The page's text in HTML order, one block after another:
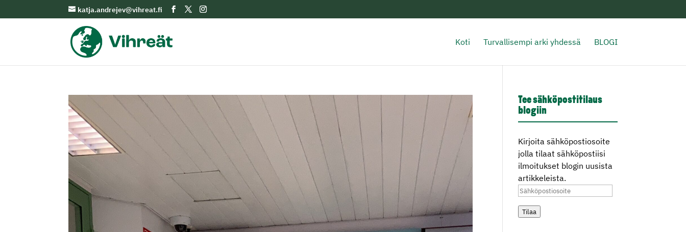
katja.andrejev@vihreat.fi
Koti Turvallisempi arki yhdessä BLOGI
Tee sähköpostitilaus
blogiin
Kirjoita sähköpostiosoite
jolla tilaat sähköpostiisi
ilmoitukset blogin uusista
artikkeleista.
Sähköpostiosoite
Tilaa